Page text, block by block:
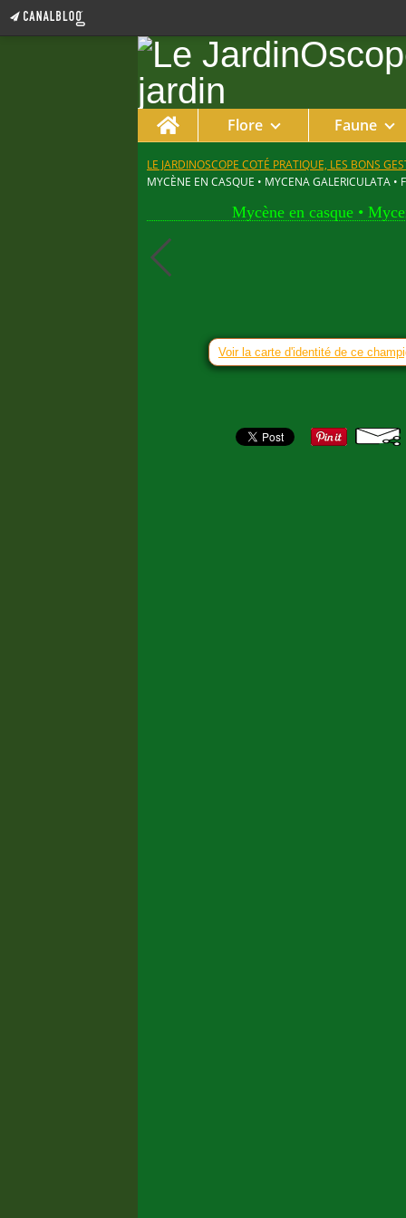
Home Flore Faune
LE JARDINOSCOPE COTÉ PRATIQUE, LES BONS
MYCÈNE EN CASQUE • MYCENA GALERICULATA •
Mycène en casque •
Voir la carte d'identité de ce